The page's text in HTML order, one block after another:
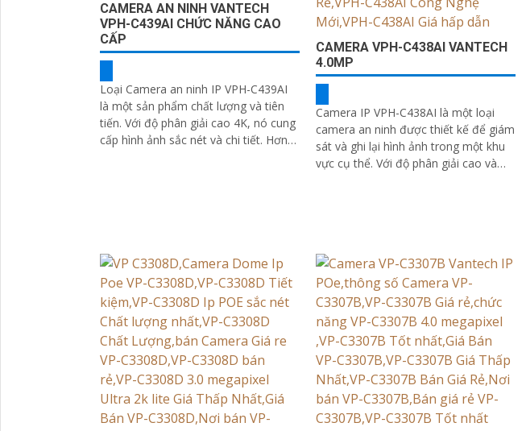
CAMERA AN NINH VANTECH
VPH-C439AI CHỨC NĂNG CAO
CẤP
Loại Camera an ninh IP VPH-C439AI
là một sản phẩm chất lượng và tiên
tiến. Với độ phân giải cao 4K, nó cung
cấp hình ảnh sắc nét và chi tiết. Hơn
CAMERA VPH-C438AI VANTECH
4.0MP
Camera IP VPH-C438AI là một loại
camera an ninh được thiết kế để giám
sát và ghi lại hình ảnh trong một khu
vực cụ thể. Với độ phân giải cao và